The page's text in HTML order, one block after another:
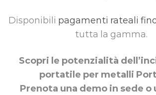
Disponibili pagamenti rateali
tutta la gamma.
Scopri le potenzialità
portatile per metalli
Prenota una demo in sede o